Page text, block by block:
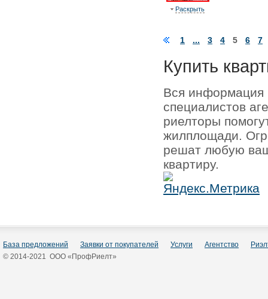
Раскрыть
1 ... 3 4 5 6 7
Купить
Вся информация
специалистов
риелторы
жилплощади.
решат любую
квартиру.
База предложений Заявки от покупателей Услуги Агентство
© 2014-2021 ООО «ПрофРиелт»